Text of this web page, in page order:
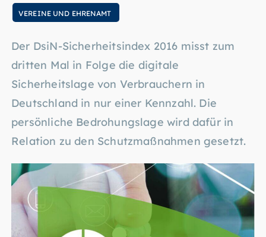
VEREINE UND EHRENAMT
Der DsiN-Sicherheitsindex 2016 misst zum
dritten Mal in Folge die digitale
Sicherheitslage von Verbrauchern in
Deutschland in nur einer Kennzahl. Die
persönliche Bedrohungslage wird dafür in
Relation zu den Schutzmaßnahmen gesetzt.